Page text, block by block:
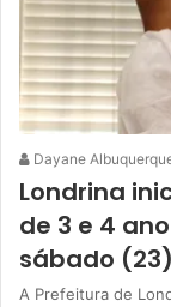
Dayane
Londrina
de 3 e 4
sábado (23)
A Prefeitura de